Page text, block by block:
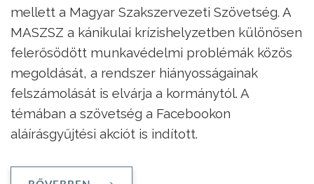
mellett a Magyar Szakszervezeti Szövetség. A
MASZSZ a kánikulai krízishelyzetben különösen
felerősödött munkavédelmi problémák közös
megoldását, a rendszer hiányosságainak
felszámolását is elvárja a kormánytól. A
témában a szövetség a Facebookon
aláírásgyűjtési akciót is indított.